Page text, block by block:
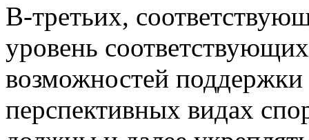
В-третьих,
уровень
возможностей
перспективных видах